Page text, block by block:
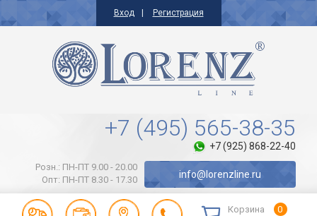
Вход Регистрация
+7 (495) 565-38-35
+7 (925) 868-22-40
Розн.: ПН-ПТ 9.00 - 20.00
Опт: ПН-ПТ 8.30 - 17.30
info@lorenzline.ru
Корзина
0